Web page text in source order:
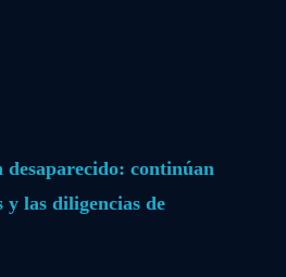
desaparecido: continúan
y las diligencias de